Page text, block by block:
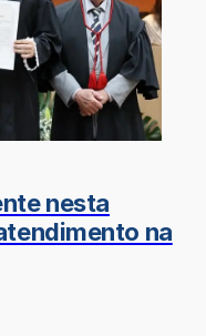
nesta
na